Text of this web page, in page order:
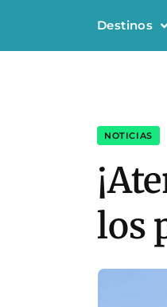
Destinos
NOTICIAS
los